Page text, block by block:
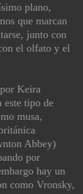
plano,
que marcan
junto con
el olfato y el
Keira
este tipo de
musa,
Abbey)
por
hay un
como Vronsky,